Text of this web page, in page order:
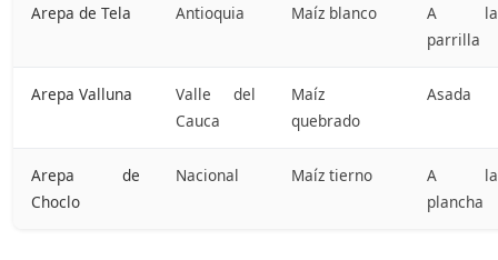
Arepa de Tela Antioquia Maíz blanco
A la
parrilla
Arepa Valluna
Valle del
Cauca
Maíz
quebrado
Asada
Arepa de
Choclo
Nacional Maíz tierno
A la
plancha